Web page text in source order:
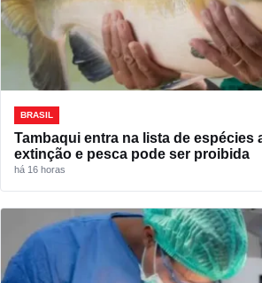
BRASIL
Tambaqui entra na lista de espécies
extinção e pesca pode ser proibida
há 16 horas